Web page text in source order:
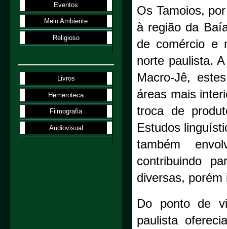
Os Tamoios,
à região da
de comércio e
norte paulista.
Macro-Jê,
áreas mais
troca de
Estudos
também
contribuindo
diversas, porém
Do ponto de
paulista
Eventos
Meio Ambiente
Religioso
Livros
Hemeroteca
Filmografia
Audiovisual